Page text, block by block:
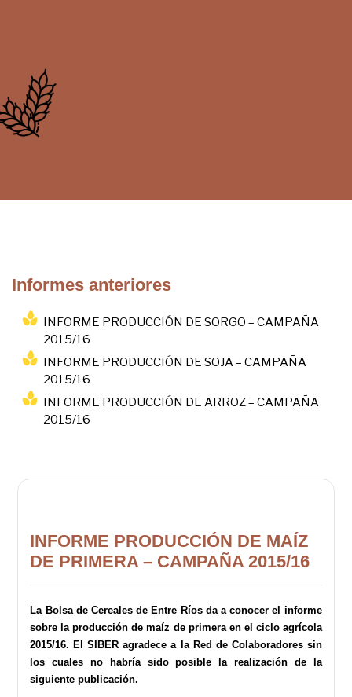
Informes anteriores
INFORME PRODUCCIÓN DE SORGO – CAMPAÑA
2015/16
INFORME PRODUCCIÓN DE SOJA – CAMPAÑA
2015/16
INFORME PRODUCCIÓN DE ARROZ – CAMPAÑA
2015/16
INFORME PRODUCCIÓN DE MAÍZ
DE PRIMERA – CAMPAÑA 2015/16
La Bolsa de Cereales de Entre Ríos da a conocer el informe
sobre la producción de maíz de primera en el ciclo agrícola
2015/16. El SIBER agradece a la Red de Colaboradores sin
los cuales no habría sido posible la realización de la
siguiente publicación.